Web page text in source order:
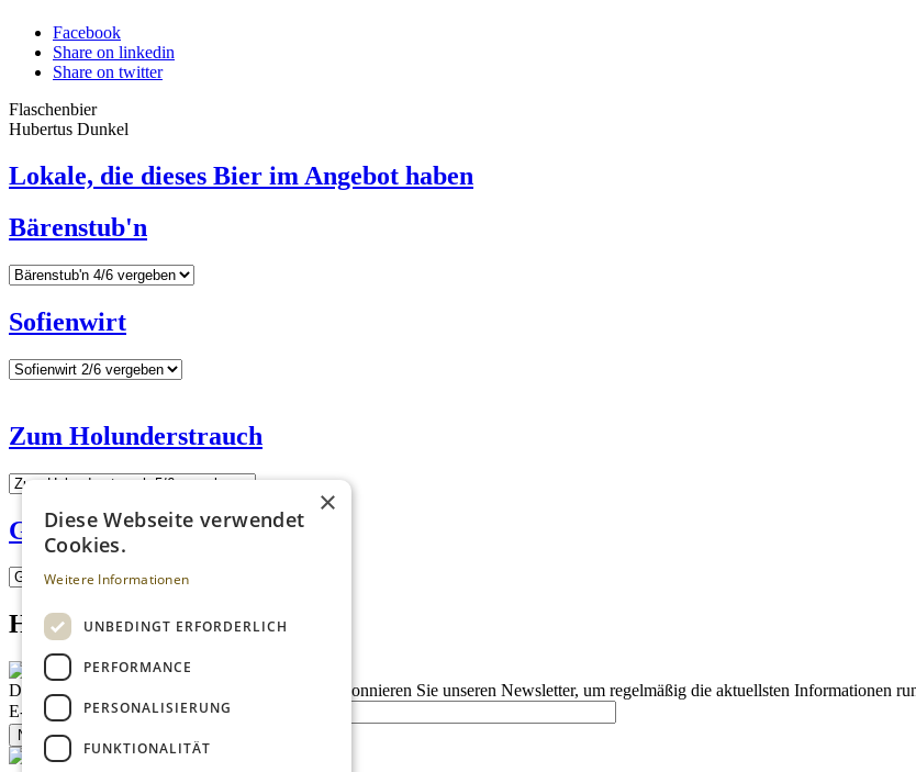
Facebook
Share on linkedin
Share on twitter
Flaschenbier
Hubertus Dunkel
Lokale, die dieses Bier im Angebot haben
Bärenstub'n
Sofienwirt
Zum Holunderstrauch
Gasthaus Martin Weiler
Homepage advert block
Description
Abonnieren Sie unseren Newsletter, um regelmäßig die aktuellsten Informationen
E-Mail
Newsletter bestellen
×
Diese Webseite verwendet
Cookies.
Weitere Informationen
UNBEDINGT ERFORDERLICH
PERFORMANCE
PERSONALISIERUNG
FUNKTIONALITÄT